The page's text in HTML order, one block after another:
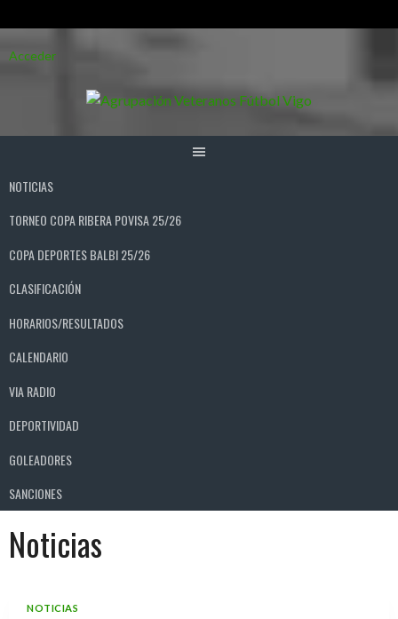
alAcceder
NOTICIAS
TORNEO COPA RIBERA POVISA 25/26
COPA DEPORTES BALBI 25/26
CLASIFICACIÓN
HORARIOS/RESULTADOS
CALENDARIO
VIA RADIO
DEPORTIVIDAD
GOLEADORES
SANCIONES
Noticias
NOTICIAS